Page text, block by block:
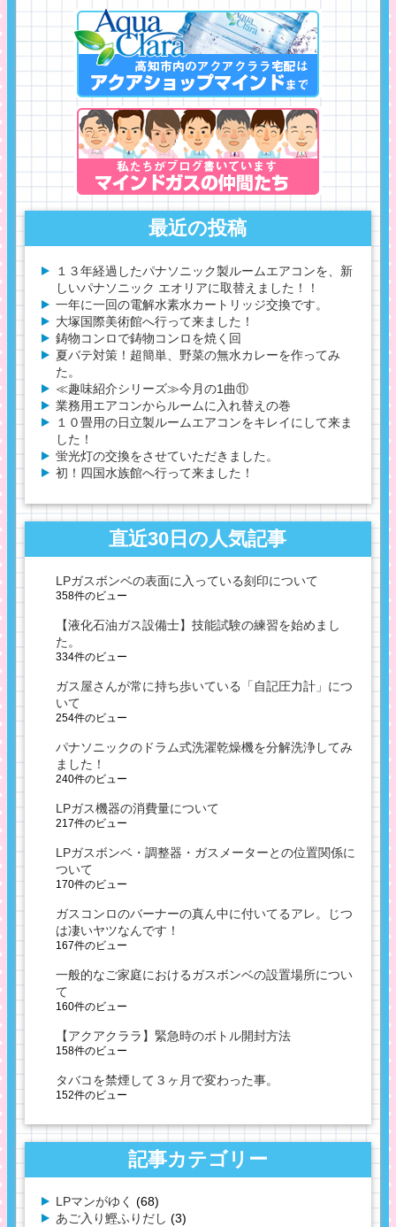
最近の投稿
１３年経過したパナソニック製ルームエアコンを、新
しいパナソニック エオリアに取替えました！！
一年に一回の電解水素水カートリッジ交換です。
大塚国際美術館へ行って来ました！
鋳物コンロで鋳物コンロを焼く回
夏バテ対策！超簡単、野菜の無水カレーを作ってみ
た。
≪趣味紹介シリーズ≫今月の1曲⑪
業務用エアコンからルームに入れ替えの巻
１０畳用の日立製ルームエアコンをキレイにして来ま
した！
蛍光灯の交換をさせていただきました。
初！四国水族館へ行って来ました！
直近30日の人気記事
LPガスボンベの表面に入っている刻印について
358件のビュー
【液化石油ガス設備士】技能試験の練習を始めまし
た。
334件のビュー
ガス屋さんが常に持ち歩いている「自記圧力計」につ
いて
254件のビュー
パナソニックのドラム式洗濯乾燥機を分解洗浄してみ
ました！
240件のビュー
LPガス機器の消費量について
217件のビュー
LPガスボンベ・調整器・ガスメーターとの位置関係に
ついて
170件のビュー
ガスコンロのバーナーの真ん中に付いてるアレ。じつ
は凄いヤツなんです！
167件のビュー
一般的なご家庭におけるガスボンベの設置場所につい
て
160件のビュー
【アクアクララ】緊急時のボトル開封方法
158件のビュー
タバコを禁煙して３ヶ月で変わった事。
152件のビュー
記事カテゴリー
LPマンがゆく (68)
あご入り鰹ふりだし (3)